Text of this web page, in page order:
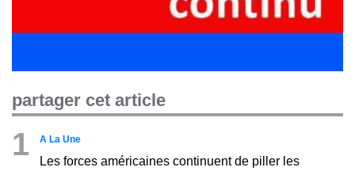
partager cet article
1 A La Une
Les forces américaines continuent de piller les